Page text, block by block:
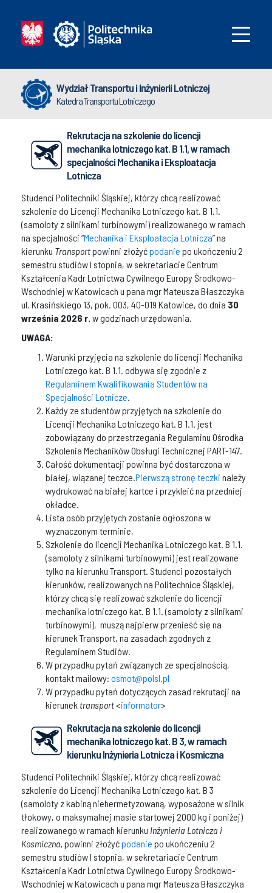
Wydział Transportu i Inżynierii Lotniczej
Katedra Transportu Lotniczego
Rekrutacja na szkolenie do licencji
mechanika lotniczego kat. B 1.1, w ramach
specjalności Mechanika i Eksploatacja
Lotnicza
Studenci Politechniki Śląskiej, którzy chcą realizować
szkolenie do Licencji Mechanika Lotniczego kat. B 1.1.
(samoloty z silnikami turbinowymi) realizowanego w ramach
na specjalności “Mechanika i Eksploatacja Lotnicza” na
kierunku Transportpowinni złożyćpodanie po ukończeniu 2
semestru studiów I stopnia, w sekretariacie Centrum
Kształcenia Kadr Lotnictwa Cywilnego Europy Środkowo-
Wschodniej w Katowicach u pana mgr Mateusza Błaszczyka
ul. Krasińskiego 13, pok. 003, 40-019 Katowice, do dnia 30
września 2026 r. w godzinach urzędowania.
UWAGA:
Warunki przyjęcia na szkolenie do licencji Mechanika
Lotniczego kat. B 1.1. odbywa się zgodnie z
Regulaminem Kwalifikowania Studentów na
Specjalności Lotnicze.
Każdy ze studentów przyjętych na szkolenie do
Licencji Mechanika Lotniczego kat. B 1.1. jest
zobowiązany do przestrzegania Regulaminu Ośrodka
Szkolenia Mechaników Obsługi Technicznej PART-147.
Całość dokumentacji powinna być dostarczona w
białej, wiązanej teczce.Pierwszą stronę teczki należy
wydrukować na białej kartce i przykleić na przedniej
okładce.
Lista osób przyjętych zostanie ogłoszona w
wyznaczonym terminie,
Szkolenie do licencji Mechanika Lotniczego kat. B 1.1.
(samoloty z silnikami turbinowymi) jest realizowane
tylko na kierunku Transport. Studenci pozostałych
kierunków, realizowanych na Politechnice Śląskiej,
którzy chcą się realizować szkolenie do licencji
mechanika lotniczego kat. B 1.1. (samoloty z silnikami
turbinowymi), muszą najpierw przenieść się na
kierunek Transport, na zasadach zgodnych z
Regulaminem Studiów.
W przypadku pytań związanych ze specjalnością,
kontakt mailowy: osmot@polsl.pl
W przypadku pytań dotyczących zasad rekrutacji na
kierunek transport<informator>
Rekrutacja na szkolenie do licencji
mechanika lotniczego kat. B 3, w ramach
kierunku Inżynieria Lotnicza i Kosmiczna
Studenci Politechniki Śląskiej, którzy chcą realizować
szkolenie do Licencji Mechanika Lotniczego kat. B 3
(samoloty z kabiną niehermetyzowaną, wyposażone w silnik
tłokowy, o maksymalnej masie startowej 2000 kg i poniżej)
realizowanego w ramach kierunku Inżynieria Lotnicza i
Kosmiczna,powinni złożyćpodanie po ukończeniu 2
semestru studiów I stopnia, w sekretariacie Centrum
Kształcenia Kadr Lotnictwa Cywilnego Europy Środkowo-
Wschodniej w Katowicach u pana mgr Mateusza Błaszczyka